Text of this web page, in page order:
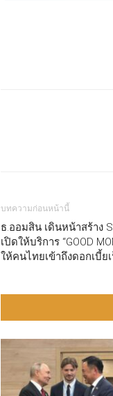
บทความก่อนหน้านี้
ธ.ออมสิน เดินหน้าสร้าง
เปิดให้บริการ “GOOD
ให้คนไทยเข้าถึงดอกเบี้ย